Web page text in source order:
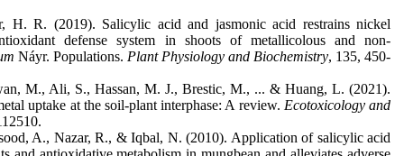
H. R. (2019). Salicylic acid and jasmonic acid restrains nickel
defense system in shoots of metallicolous and non-
Náyr. Populations. Plant Physiology and Biochemistry, 135, 450-
M., Ali, S., Hassan, M. J., Brestic, M., ... & Huang, L. (2021).
uptake at the soil-plant interphase: A review. Ecotoxicology and
A., Nazar, R., & Iqbal, N. (2010). Application of salicylic acid